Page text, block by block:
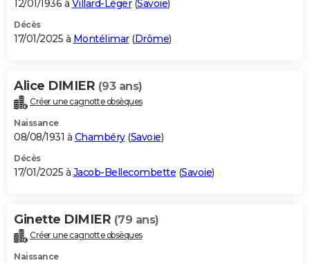
12/01/1936 à Villard-Léger(Savoie)
Décès
17/01/2025 à Montélimar(Drôme)
Alice DIMIER (93 ans)
Créer une cagnotte obsèques
Naissance
08/08/1931 à Chambéry(Savoie)
Décès
17/01/2025 à Jacob-Bellecombette (Savoie)
Ginette DIMIER (79 ans)
Créer une cagnotte obsèques
Naissance